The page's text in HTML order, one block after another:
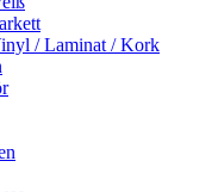
/ Laminat / Kork